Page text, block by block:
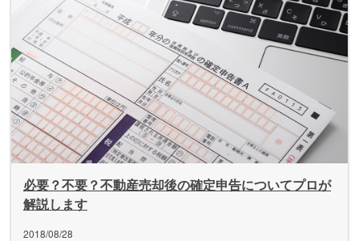
必要？不要？不動産売却後の確定申告についてプロが
解説します
2018/08/28